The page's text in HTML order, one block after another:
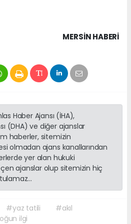
MERSIN HABERİ
Haber Ajansı (İHA),
(DHA) ve diğer ajanslar
haberler, sitemizin
olmadan ajans kanallarından
yer alan hukuki
ajanslar olup sitemizin hiç
#yaz tatili
#akıl
ilgi